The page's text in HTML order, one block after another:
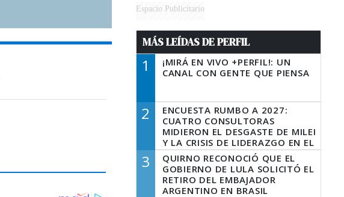
Espacio Publicitario
MÁS LEÍDAS DE PERFIL
1
¡MIRÁ EN VIVO +PERFIL!: UN
CANAL CON GENTE QUE PIENSA
2
ENCUESTA RUMBO A 2027:
CUATRO CONSULTORAS
MIDIERON EL DESGASTE DE MILEI
Y LA CRISIS DE LIDERAZGO EN EL
PERONISMO
3
QUIRNO RECONOCIÓ QUE EL
GOBIERNO DE LULA SOLICITÓ EL
RETIRO DEL EMBAJADOR
ARGENTINO EN BRASIL